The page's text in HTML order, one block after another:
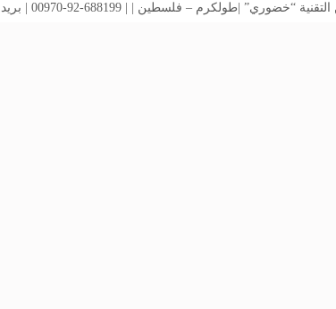
|طولكرم – فلسطين | | 688199-92-00970 | بريد الكتروني